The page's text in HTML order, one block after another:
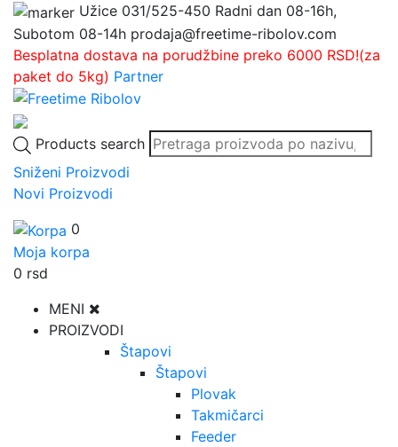
Užice 031/525-450 Radni dan 08-16h,
Subotom 08-14h prodaja@freetime-ribolov.com
Besplatna dostava na porudžbine preko 6000 RSD!(za
paket do 5kg) Partner
Products search
Sniženi Proizvodi
Novi Proizvodi
0
Moja korpa
0 rsd
MENI
PROIZVODI
Štapovi
Štapovi
Plovak
Takmičarci
Feeder